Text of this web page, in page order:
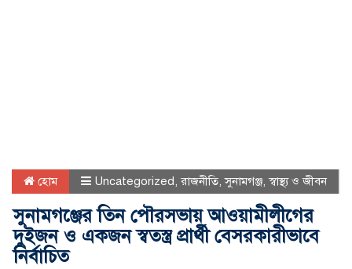
হোম Uncategorized, রাজনীতি,সুনামগঞ্জ,স্বাস্থ্য ও জীবন
সুনামগঞ্জের তিন পৌরসভায় আওয়ামীলীগের
দুইজন ও একজন স্বতস্ত্র প্রার্থী বেসরকারীভাবে
নির্বাচিত